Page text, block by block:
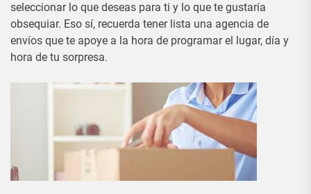
seleccionar lo que deseas para ti y lo que te gustaría
obsequiar. Eso sí, recuerda tener lista una agencia de
envíos que te apoye a la hora de programar el lugar, día y
hora de tu sorpresa.